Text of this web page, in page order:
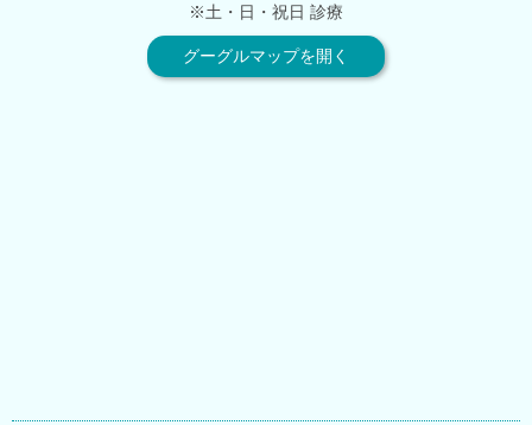
※土・日・祝日 診療
グーグルマップを開く